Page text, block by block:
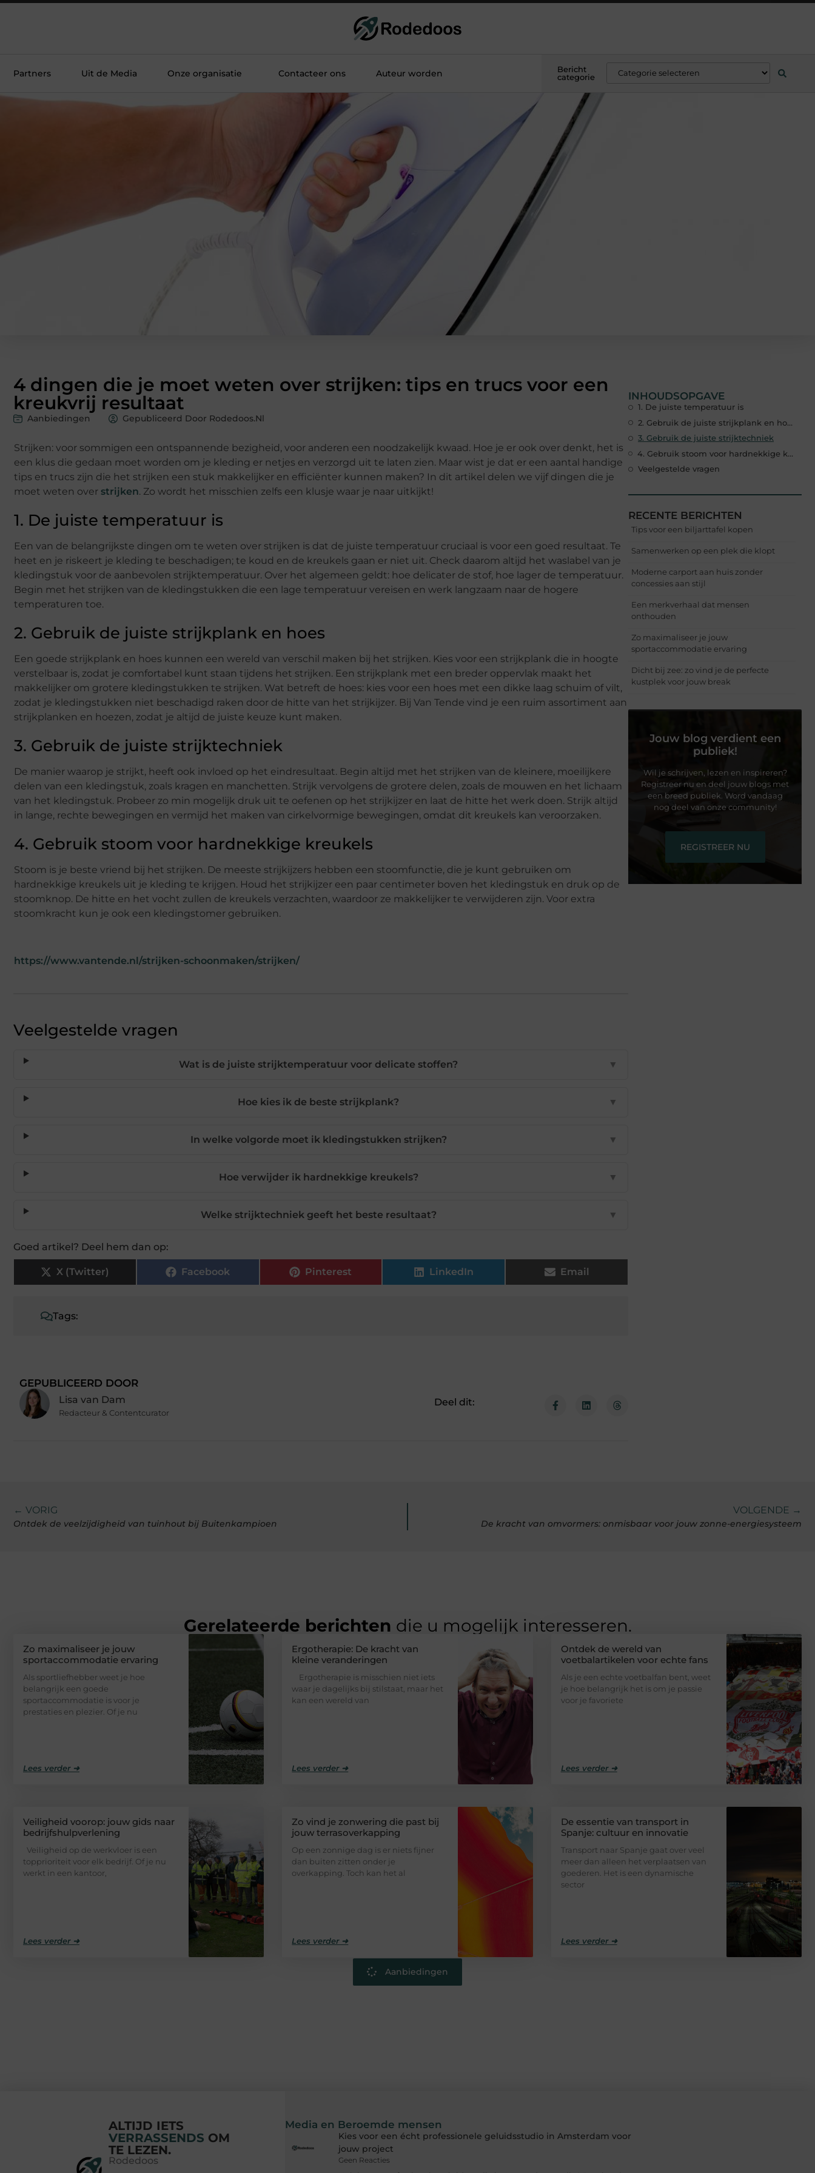
Partners Uit de Media Onze organisatie Contacteer ons Auteur worden
Bericht
categorie
4 dingen die je moet weten over strijken: tips en trucs voor een
kreukvrij resultaat
Aanbiedingen Gepubliceerd Door Rodedoos.nl
Strijken: voor sommigen een ontspannende bezigheid, voor anderen een noodzakelijk kwaad. Hoe je er ook over denkt, het is
een klus die gedaan moet worden om je kleding er netjes en verzorgd uit te laten zien. Maar wist je dat er een aantal handige
tips en trucs zijn die het strijken een stuk makkelijker en efficiënter kunnen maken? In dit artikel delen we vijf dingen die je
moet weten over strijken. Zo wordt het misschien zelfs een klusje waar je naar uitkijkt!
1. De juiste temperatuur is
Een van de belangrijkste dingen om te weten over strijken is dat de juiste temperatuur cruciaal is voor een goed resultaat. Te
heet en je riskeert je kleding te beschadigen; te koud en de kreukels gaan er niet uit. Check daarom altijd het waslabel van je
kledingstuk voor de aanbevolen strijktemperatuur. Over het algemeen geldt: hoe delicater de stof, hoe lager de temperatuur.
Begin met het strijken van de kledingstukken die een lage temperatuur vereisen en werk langzaam naar de hogere
temperaturen toe.
2. Gebruik de juiste strijkplank en hoes
Een goede strijkplank en hoes kunnen een wereld van verschil maken bij het strijken. Kies voor een strijkplank die in hoogte
verstelbaar is, zodat je comfortabel kunt staan tijdens het strijken. Een strijkplank met een breder oppervlak maakt het
makkelijker om grotere kledingstukken te strijken. Wat betreft de hoes: kies voor een hoes met een dikke laag schuim of vilt,
zodat je kledingstukken niet beschadigd raken door de hitte van het strijkijzer. Bij Van Tende vind je een ruim assortiment aan
strijkplanken en hoezen, zodat je altijd de juiste keuze kunt maken.
3. Gebruik de juiste strijktechniek
De manier waarop je strijkt, heeft ook invloed op het eindresultaat. Begin altijd met het strijken van de kleinere, moeilijkere
delen van een kledingstuk, zoals kragen en manchetten. Strijk vervolgens de grotere delen, zoals de mouwen en het lichaam
van het kledingstuk. Probeer zo min mogelijk druk uit te oefenen op het strijkijzer en laat de hitte het werk doen. Strijk altijd
in lange, rechte bewegingen en vermijd het maken van cirkelvormige bewegingen, omdat dit kreukels kan veroorzaken.
4. Gebruik stoom voor hardnekkige kreukels
Stoom is je beste vriend bij het strijken. De meeste strijkijzers hebben een stoomfunctie, die je kunt gebruiken om
hardnekkige kreukels uit je kleding te krijgen. Houd het strijkijzer een paar centimeter boven het kledingstuk en druk op de
stoomknop. De hitte en het vocht zullen de kreukels verzachten, waardoor ze makkelijker te verwijderen zijn. Voor extra
stoomkracht kun je ook een kledingstomer gebruiken.
https://www.vantende.nl/strijken-schoonmaken/strijken/
Veelgestelde vragen
Wat is de juiste strijktemperatuur voor delicate stoffen? ▼
Hoe kies ik de beste strijkplank? ▼
In welke volgorde moet ik kledingstukken strijken? ▼
Hoe verwijder ik hardnekkige kreukels? ▼
Welke strijktechniek geeft het beste resultaat? ▼
Goed artikel? Deel hem dan op:
X (Twitter) Facebook Pinterest LinkedIn Email
Tags:
GEPUBLICEERD DOOR
Lisa van Dam
Redacteur & Contentcurator
Deel dit:
INHOUDSOPGAVE
1. De juiste temperatuur is
2. Gebruik de juiste strijkplank en hoes
3. Gebruik de juiste strijktechniek
4. Gebruik stoom voor hardnekkige kreukels
Veelgestelde vragen
RECENTE BERICHTEN
Tips voor een biljarttafel kopen
Samenwerken op een plek die klopt
Moderne carport aan huis zonder
concessies aan stijl
Een merkverhaal dat mensen
onthouden
Zo maximaliseer je jouw
sportaccommodatie ervaring
Dicht bij zee: zo vind je de perfecte
kustplek voor jouw break
Jouw blog verdient een
publiek!
Wil je schrijven, lezen en inspireren?
Registreer nu en deel jouw blogs met
een breed publiek. Word vandaag
nog deel van onze community!
REGISTREER NU
← VORIG
Ontdek de veelzijdigheid van tuinhout bij Buitenkampioen
VOLGENDE →
De kracht van omvormers: onmisbaar voor jouw zonne-energiesysteem
Gerelateerde berichten die u mogelijk interesseren.
Zo maximaliseer je jouw
sportaccommodatie ervaring
Als sportliefhebber weet je hoe
belangrijk een goede
sportaccommodatie is voor je
prestaties en plezier. Of je nu
Lees verder ➜
Ergotherapie: De kracht van
kleine veranderingen
Ergotherapie is misschien niet iets
waar je dagelijks bij stilstaat, maar het
kan een wereld van
Lees verder ➜
Ontdek de wereld van
voetbalartikelen voor echte fans
Als je een echte voetbalfan bent, weet
je hoe belangrijk het is om je passie
voor je favoriete
Lees verder ➜
Veiligheid voorop: jouw gids naar
bedrijfshulpverlening
Veiligheid op de werkvloer is een
topprioriteit voor elk bedrijf. Of je nu
werkt in een kantoor,
Lees verder ➜
Zo vind je zonwering die past bij
jouw terrasoverkapping
Op een zonnige dag is er niets fijner
dan buiten zitten onder je
overkapping. Toch kan het al
Lees verder ➜
De essentie van transport in
Spanje: cultuur en innovatie
Transport naar Spanje gaat over veel
meer dan alleen het verplaatsen van
goederen. Het is een dynamische
sector
Lees verder ➜
Aanbiedingen
ALTIJD IETS
VERRASSENDS OM
TE LEZEN.
Rodedoos
Media en Beroemde mensen
Kies voor een écht professionele geluidsstudio in Amsterdam voor
jouw project
Geen Reacties